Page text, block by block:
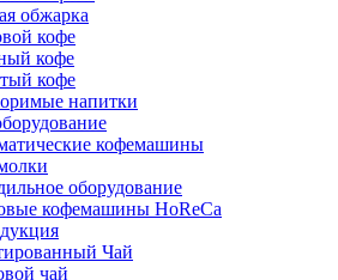
обжарка
кофе
кофе
кофе
напитки
кофемашины
оборудование
кофемашины HoReCa
Чай
чай